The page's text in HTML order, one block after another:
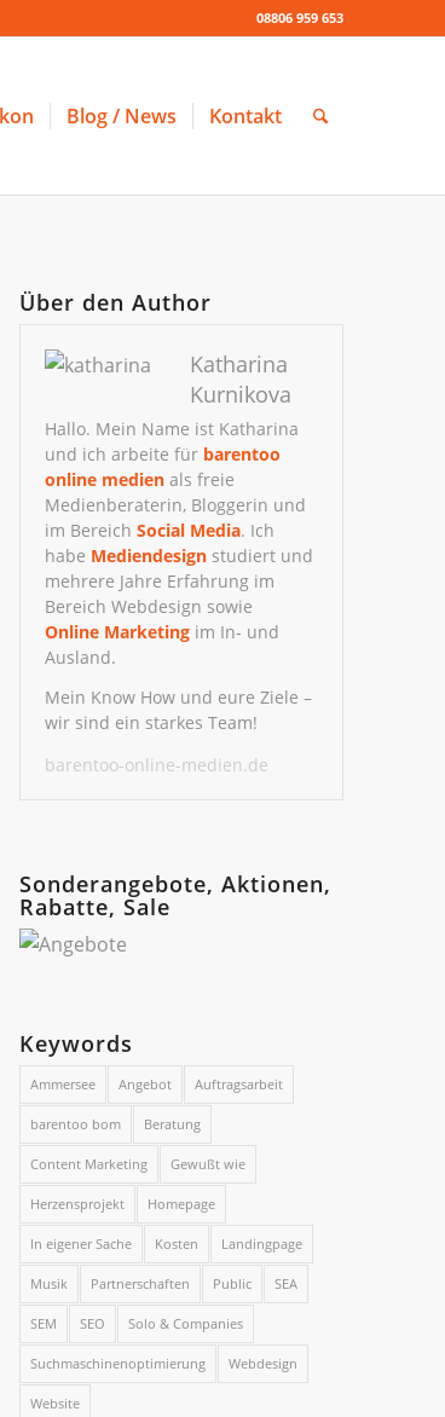
08806 959 653
Blog / News Kontakt
Über den Author
Katharina
Kurnikova
Hallo. Mein Name ist Katharina
und ich arbeite für barentoo
online medienals freie
Medienberaterin, Bloggerin und
im Bereich Social Media. Ich
habe Mediendesignstudiert und
mehrere Jahre Erfahrung im
Bereich Webdesign sowie
Online Marketingim In- und
Ausland.
Mein Know How und eure Ziele –
wir sind ein starkes Team!
barentoo-online-medien.de
Sonderangebote, Aktionen,
Rabatte, Sale
Keywords
Ammersee Angebot Auftragsarbeit
barentoo bom Beratung
Content Marketing Gewußt wie
Herzensprojekt Homepage
In eigener Sache Kosten Landingpage
Musik Partnerschaften Public SEA
SEM SEO Solo & Companies
Suchmaschinenoptimierung Webdesign
Website